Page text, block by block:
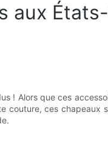
aux
! Alors que ces
couture, ces chapeaux